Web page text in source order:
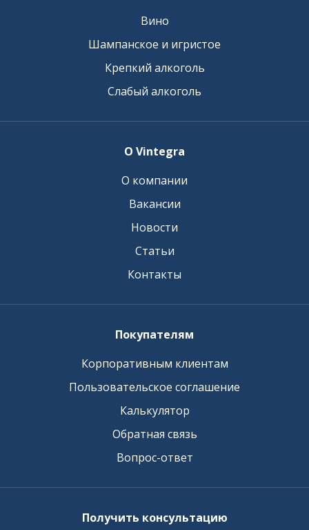
Вино
Шампанское и игристое
Крепкий алкоголь
Слабый алкоголь
О Vintegra
О компании
Вакансии
Новости
Статьи
Контакты
Покупателям
Корпоративным клиентам
Пользовательское соглашение
Калькулятор
Обратная связь
Вопрос-ответ
Получить консультацию